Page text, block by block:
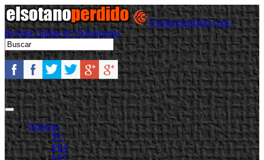
Elsotanoperdido.com -
Revista Online de Videojuegos
Noticias
PC
PS4
PS5